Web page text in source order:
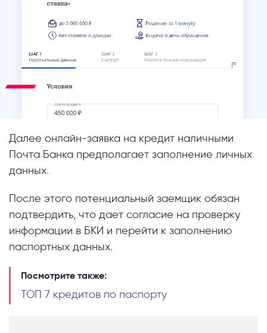
Далее онлайн-заявка на кредит наличными
Почта Банка предполагает заполнение личных
данных.
После этого потенциальный заемщик обязан
подтвердить, что дает согласие на проверку
информации в БКИ и перейти к заполнению
паспортных данных.
Посмотрите также:
ТОП 7 кредитов по паспорту